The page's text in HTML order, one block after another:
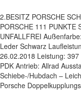
2.BESITZ PORSCHE
PORSCHE 111 PUNKTE
UNFALLFREI
Leder Schwarz
26.02.2018 Leistung:
PDK Antrieb: Allrad
Schiebe-/Hubdach –
Porsche